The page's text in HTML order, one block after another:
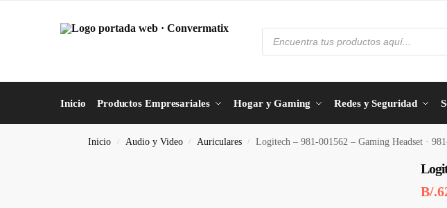
Inicio Productos Empresariales Hogar y Gaming Redes y Seguridad
Inicio / Audio y Video / Auriculares / Logitech – 981-001562 – Gaming Headset ·
B/.